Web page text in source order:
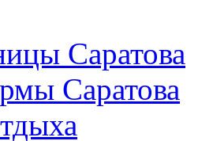
Саратова
Саратова